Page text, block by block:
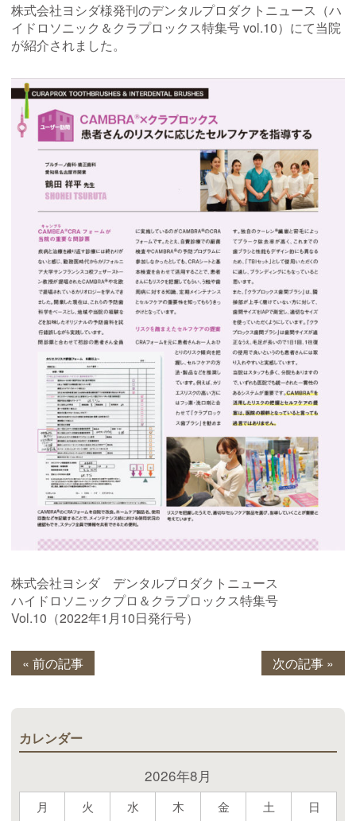
株式会社ヨシダ様発刊のデンタルプロダクトニュース（ハ
イドロソニック＆クラプロックス特集号 vol.10）にて当院
が紹介されました。
株式会社ヨシダ デンタルプロダクトニュース
ハイドロソニックプロ＆クラプロックス特集号
Vol.10（2022年1月10日発行号）
« 前の記事 次の記事 »
カレンダー
2026年8月
月 火 水 木 金 土 日